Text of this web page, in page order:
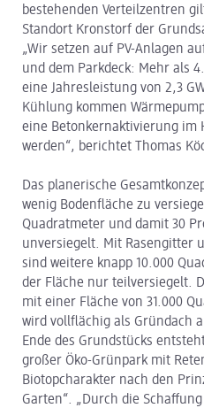
bestehenden Verteilzentren
Standort Kronstorf der
„Wir setzen auf PV-Anlagen
und dem Parkdeck: Mehr als
eine Jahresleistung von 2,3
Kühlung kommen
eine Betonkernaktivierung im
werden“, berichtet Thomas
Das planerische
wenig Bodenfläche zu
Quadratmeter und damit 30
unversiegelt. Mit Rasengitter
sind weitere knapp 10.000
der Fläche nur teilversiegelt.
mit einer Fläche von 31.000
wird vollflächig als Gründach
Ende des Grundstücks
großer Öko-Grünpark mit
Biotopcharakter nach den
Garten“. „Durch die